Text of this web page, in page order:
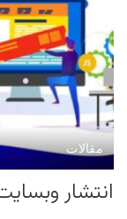
مقالات
انتشار